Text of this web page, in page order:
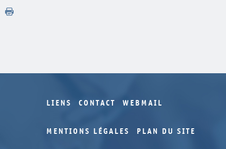
LIENS CONTACT WEBMAIL
MENTIONS LÉGALES PLAN DU SITE